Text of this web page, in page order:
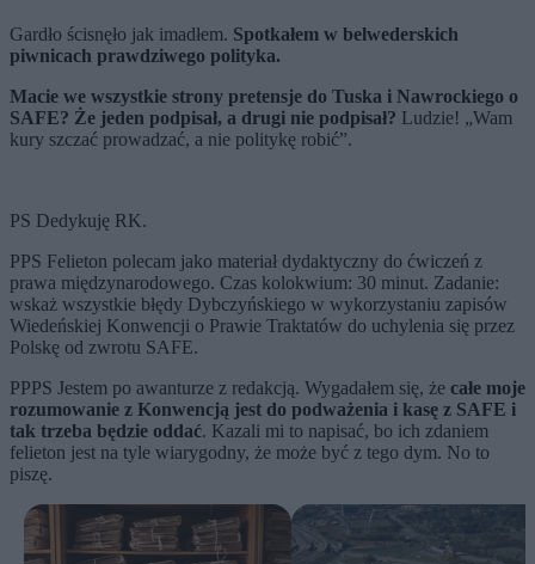
Gardło ścisnęło jak imadłem. Spotkałem w belwederskich
piwnicach prawdziwego polityka.
Macie we wszystkie strony pretensje do Tuska i Nawrockiego o
SAFE? Że jeden podpisał, a drugi nie podpisał? Ludzie! „Wam
kury szczać prowadzać, a nie politykę robić”.
PS Dedykuję RK.
PPS Felieton polecam jako materiał dydaktyczny do ćwiczeń z
prawa międzynarodowego. Czas kolokwium: 30 minut. Zadanie:
wskaż wszystkie błędy Dybczyńskiego w wykorzystaniu zapisów
Wiedeńskiej Konwencji o Prawie Traktatów do uchylenia się przez
Polskę od zwrotu SAFE.
PPPS Jestem po awanturze z redakcją. Wygadałem się, że całe moje
rozumowanie z Konwencją jest do podważenia i kasę z SAFE i
tak trzeba będzie oddać. Kazali mi to napisać, bo ich zdaniem
felieton jest na tyle wiarygodny, że może być z tego dym. No to
piszę.